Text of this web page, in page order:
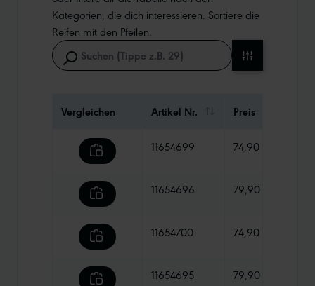
Kategorien, die dich interessieren. Sortiere die
Reifen mit den Pfeilen.
Vergleichen Artikel Nr. Preis
11654699 74,90 €
11654696 79,90 €
11654700 74,90 €
11654695 79,90 €